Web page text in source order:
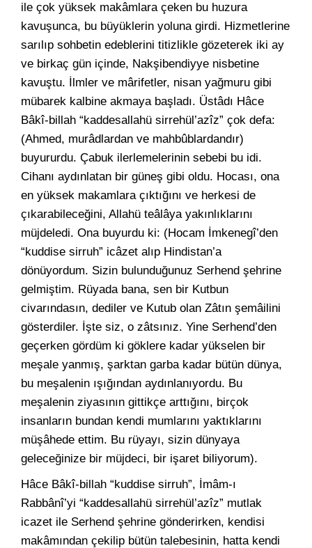
ile çok yüksek makâmlara çeken bu huzura
kavuşunca, bu büyüklerin yoluna girdi. Hizmetlerine
sarılıp sohbetin edeblerini titizlikle gözeterek iki ay
ve birkaç gün içinde, Nakşibendiyye nisbetine
kavuştu. İlmler ve mârifetler, nisan yağmuru gibi
mübarek kalbine akmaya başladı. Üstâdı Hâce
Bâkî-billah “kaddesallahü sirrehül’azîz” çok defa:
(Ahmed, murâdlardan ve mahbûblardandır)
buyururdu. Çabuk ilerlemelerinin sebebi bu idi.
Cihanı aydınlatan bir güneş gibi oldu. Hocası, ona
en yüksek makamlara çıktığını ve herkesi de
çıkarabileceğini, Allahü teâlâya yakınlıklarını
müjdeledi. Ona buyurdu ki: (Hocam İmkenegî’den
“kuddise sirruh” icâzet alıp Hindistan’a
dönüyordum. Sizin bulunduğunuz Serhend şehrine
gelmiştim. Rüyada bana, sen bir Kutbun
civarındasın, dediler ve Kutub olan Zâtın şemâilini
gösterdiler. İşte siz, o zâtsınız. Yine Serhend’den
geçerken gördüm ki göklere kadar yükselen bir
meşale yanmış, şarktan garba kadar bütün dünya,
bu meşalenin ışığından aydınlanıyordu. Bu
meşalenin ziyasının gittikçe arttığını, birçok
insanların bundan kendi mumlarını yaktıklarını
müşâhede ettim. Bu rüyayı, sizin dünyaya
geleceğinize bir müjdeci, bir işaret biliyorum).
Hâce Bâkî-billah “kuddise sirruh”, İmâm-ı
Rabbânî’yi “kaddesallahü sirrehül’azîz” mutlak
icazet ile Serhend şehrine gönderirken, kendisi
makâmından çekilip bütün talebesinin, hatta kendi